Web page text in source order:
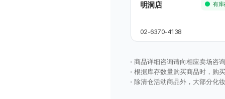
明洞店
02-6370-4138
有库
商品详细咨询请向相应卖场咨询
根据库存数量购买商品时，购
除清仓活动商品外，大部分化